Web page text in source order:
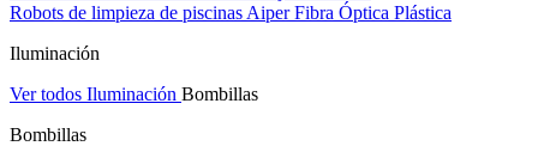
Robots de limpieza de piscinas AiperFibra Óptica Plástica
Iluminación
Ver todos Iluminación Bombillas
Bombillas